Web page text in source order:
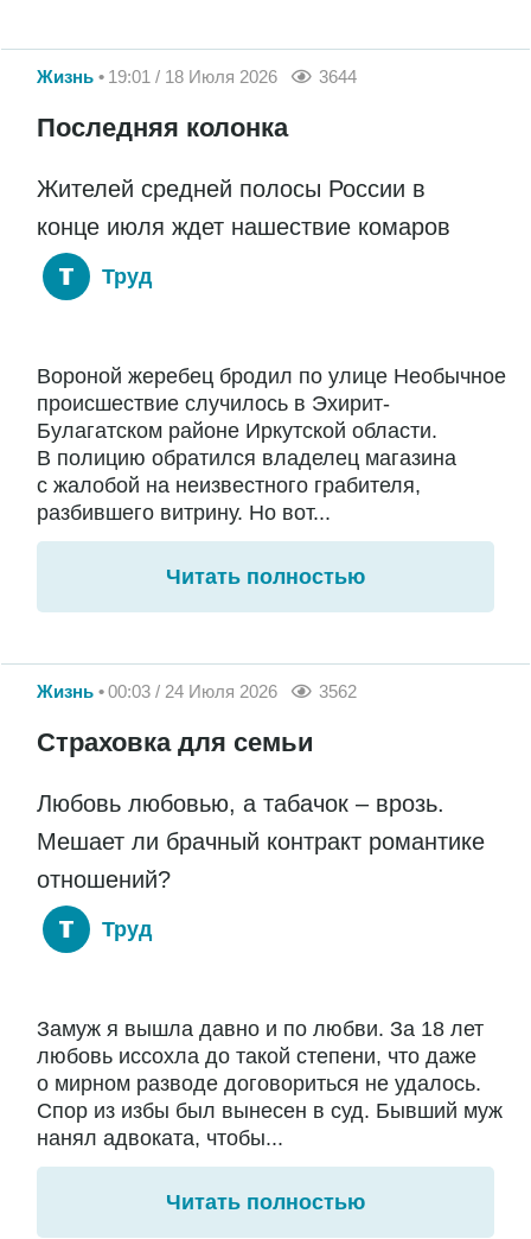
Жизнь 19:01 / 18 Июля 2026 3644
Последняя колонка
Жителей средней полосы России в
конце июля ждет нашествие комаров
Труд
Вороной жеребец бродил по улице Необычное
происшествие случилось в Эхирит-
Булагатском районе Иркутской области.
В полицию обратился владелец магазина
с жалобой на неизвестного грабителя,
разбившего витрину. Но вот...
Читать полностью
Жизнь 00:03 / 24 Июля 2026 3562
Страховка для семьи
Любовь любовью, а табачок – врозь.
Мешает ли брачный контракт романтике
отношений?
Труд
Замуж я вышла давно и по любви. За 18 лет
любовь иссохла до такой степени, что даже
о мирном разводе договориться не удалось.
Спор из избы был вынесен в суд. Бывший муж
нанял адвоката, чтобы...
Читать полностью